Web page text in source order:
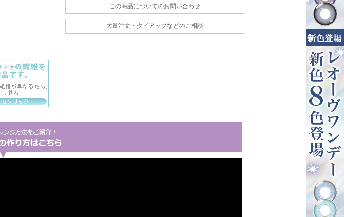
この商品についてのお問い合わせ
大量注文・タイアップなどのご相談